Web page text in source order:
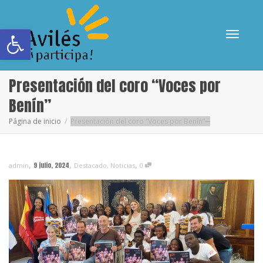
Abrir barra de herramientas
Presentación del coro “Voces por
Benín”
Página de inicio Presentación del coro “Voces por Benín”
admin, 9 julio, 2024, Destacado, Noticias, 0